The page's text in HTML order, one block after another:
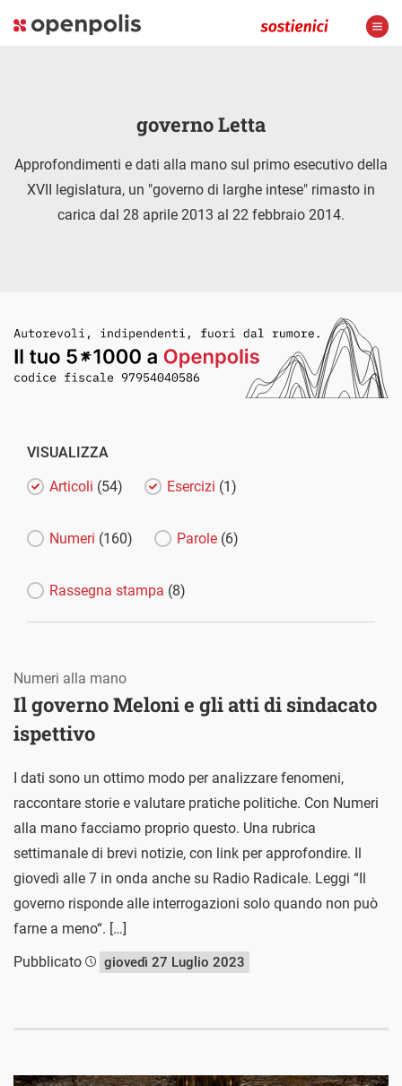
governo Letta
Approfondimenti e dati alla mano sul primo esecutivo della
XVII legislatura, un "governo di larghe intese" rimasto in
carica dal 28 aprile 2013 al 22 febbraio 2014.
VISUALIZZA
Articoli (54) Esercizi (1)
Numeri (160) Parole (6)
Rassegna stampa (8)
Il governo Meloni e gli atti di sindacato
ispettivo
Numeri alla mano
I dati sono un ottimo modo per analizzare fenomeni,
raccontare storie e valutare pratiche politiche. Con Numeri
alla mano facciamo proprio questo. Una rubrica
settimanale di brevi notizie, con link per approfondire. Il
giovedì alle 7 in onda anche su Radio Radicale. Leggi “Il
governo risponde alle interrogazioni solo quando non può
farne a meno“. […]
Pubblicato
giovedì 27 Luglio 2023